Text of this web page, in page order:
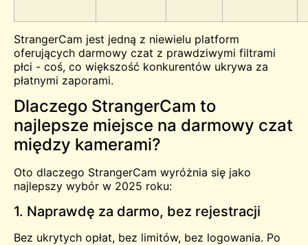
StrangerCam jest jedną z niewielu platform
oferujących darmowy czat z prawdziwymi filtrami
płci - coś, co większość konkurentów ukrywa za
płatnymi zaporami.
Dlaczego StrangerCam to
najlepsze miejsce na darmowy czat
między kamerami?
Oto dlaczego StrangerCam wyróżnia się jako
najlepszy wybór w 2025 roku:
1. Naprawdę za darmo, bez rejestracji
Bez ukrytych opłat, bez limitów, bez logowania. Po